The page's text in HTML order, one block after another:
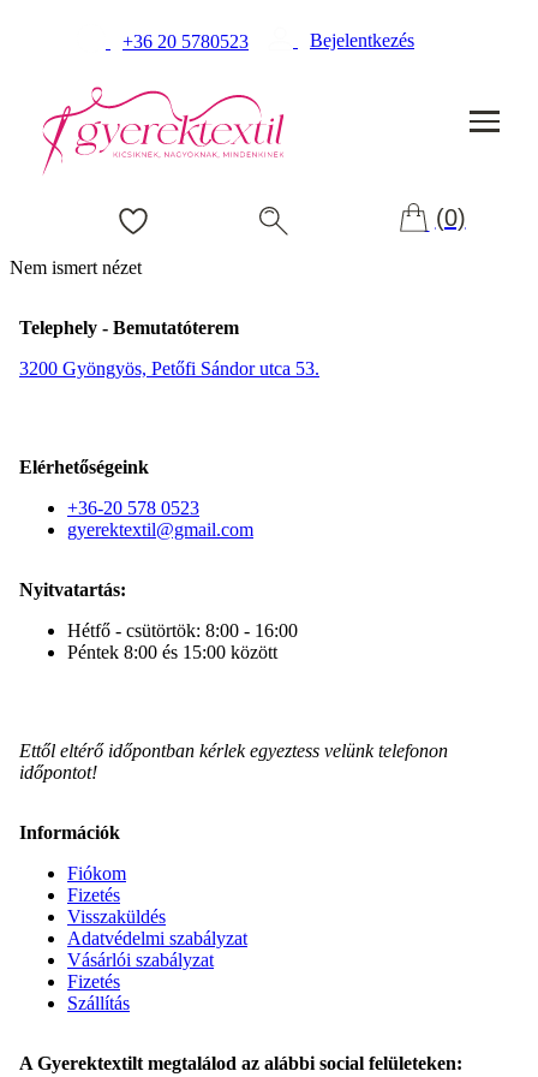
+36 20 5780523 Bejelentkezés
(0)
Nem ismert nézet
Telephely - Bemutatóterem
3200 Gyöngyös, Petőfi Sándor utca 53.
Elérhetőségeink
+36-20 578 0523
gyerektextil@gmail.com
Nyitvatartás:
Hétfő - csütörtök: 8:00 - 16:00
Péntek 8:00 és 15:00 között
Ettől eltérő időpontban kérlek egyeztess velünk telefonon
időpontot!
Információk
Fiókom
Fizetés
Visszaküldés
Adatvédelmi szabályzat
Vásárlói szabályzat
Fizetés
Szállítás
A Gyerektextilt megtalálod az alábbi social felületeken: